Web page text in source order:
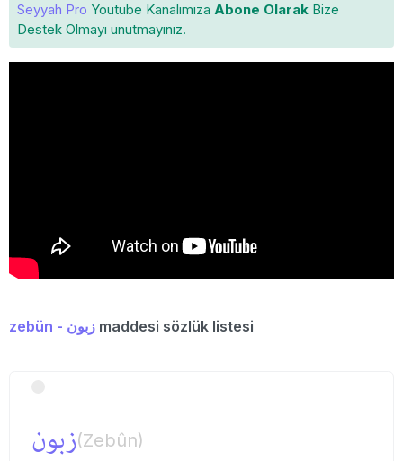
Seyyah Pro Youtube Kanalımıza Abone Olarak Bize
Destek Olmayı unutmayınız.
zebün - زبون maddesi sözlük listesi
زبون(Zebûn)